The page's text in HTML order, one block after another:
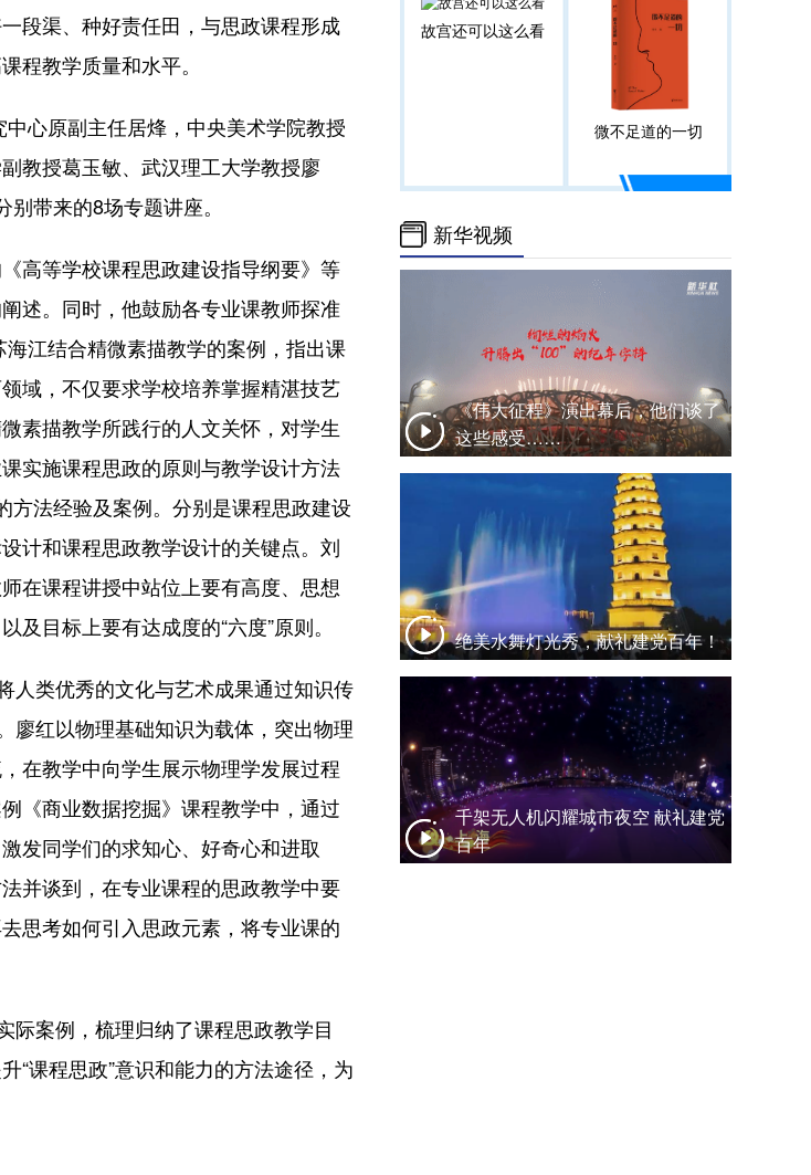
段渠、种好责任田，与思政课程形成
程教学质量和水平。
心原副主任居烽，中央美术学院教授
教授葛玉敏、武汉理工大学教授廖
带来的8场专题讲座。
高等学校课程思政建设指导纲要》等
述。同时，他鼓励各专业课教师探准
江结合精微素描教学的案例，指出课
域，不仅要求学校培养掌握精湛技艺
素描教学所践行的人文关怀，对学生
实施课程思政的原则与教学设计方法
法经验及案例。分别是课程思政建设
计和课程思政教学设计的关键点。刘
在课程讲授中站位上要有高度、思想
目标上要有达成度的“六度”原则。
类优秀的文化与艺术成果通过知识传
廖红以物理基础知识为载体，突出物理
在教学中向学生展示物理学发展过程
《商业数据挖掘》课程教学中，通过
发同学们的求知心、好奇心和进取
并谈到，在专业课程的思政教学中要
思考如何引入思政元素，将专业课的
案例，梳理归纳了课程思政教学目
“课程思政”意识和能力的方法途径，为
故宫还可以这么看
微不足道的一切
新华视频
《伟大征程》演出幕后，他们谈了
这些感受……
绝美水舞灯光秀，献礼建党百年！
千架无人机闪耀城市夜空 献礼建党
百年